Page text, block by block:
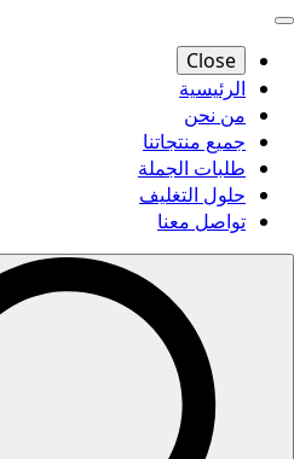
Close
الرئيسية
من نحن
جميع منتجاتنا
طلبات الجملة
حلول التغليف
تواصل معنا